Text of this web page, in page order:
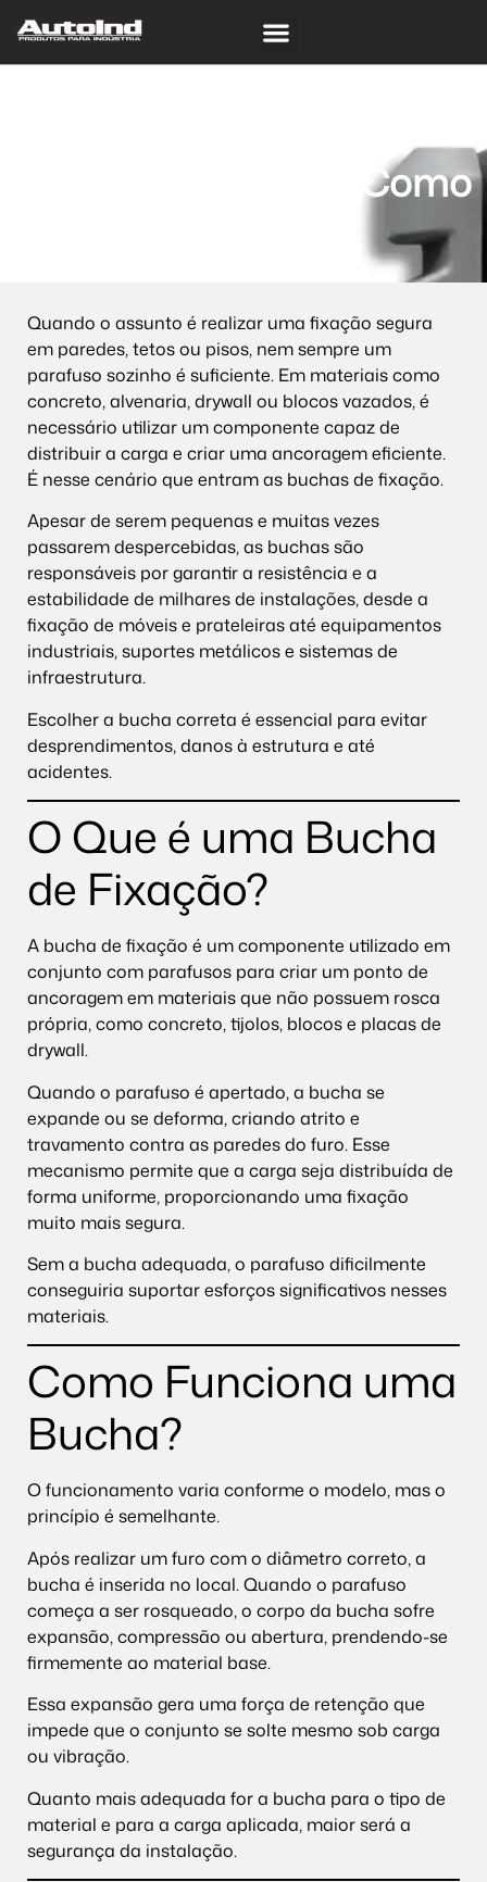
Tipos, Aplicações e Como
Quando o assunto é realizar uma fixação segura
em paredes, tetos ou pisos, nem sempre um
parafuso sozinho é suficiente. Em materiais como
concreto, alvenaria, drywall ou blocos vazados, é
necessário utilizar um componente capaz de
distribuir a carga e criar uma ancoragem eficiente.
É nesse cenário que entram as buchas de fixação.
Apesar de serem pequenas e muitas vezes
passarem despercebidas, as buchas são
responsáveis por garantir a resistência e a
estabilidade de milhares de instalações, desde a
fixação de móveis e prateleiras até equipamentos
industriais, suportes metálicos e sistemas de
infraestrutura.
Escolher a bucha correta é essencial para evitar
desprendimentos, danos à estrutura e até
acidentes.
O Que é uma Bucha
de Fixação?
A bucha de fixação é um componente utilizado em
conjunto com parafusos para criar um ponto de
ancoragem em materiais que não possuem rosca
própria, como concreto, tijolos, blocos e placas de
drywall.
Quando o parafuso é apertado, a bucha se
expande ou se deforma, criando atrito e
travamento contra as paredes do furo. Esse
mecanismo permite que a carga seja distribuída de
forma uniforme, proporcionando uma fixação
muito mais segura.
Sem a bucha adequada, o parafuso dificilmente
conseguiria suportar esforços significativos nesses
materiais.
Como Funciona uma
Bucha?
O funcionamento varia conforme o modelo, mas o
princípio é semelhante.
Após realizar um furo com o diâmetro correto, a
bucha é inserida no local. Quando o parafuso
começa a ser rosqueado, o corpo da bucha sofre
expansão, compressão ou abertura, prendendo-se
firmemente ao material base.
Essa expansão gera uma força de retenção que
impede que o conjunto se solte mesmo sob carga
ou vibração.
Quanto mais adequada for a bucha para o tipo de
material e para a carga aplicada, maior será a
segurança da instalação.